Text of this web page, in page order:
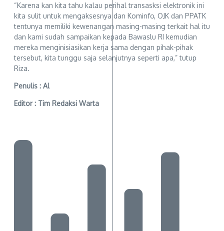
“Karena kan kita tahu kalau perihal transasksi elektronik ini
kita sulit untuk mengaksesnya dan Kominfo, OJK dan PPATK
tentunya memiliki kewenangan masing-masing terkait hal itu
dan kami sudah sampaikan kepada Bawaslu RI kemudian
mereka menginisiasikan kerja sama dengan pihak-pihak
tersebut, kita tunggu saja selanjutnya seperti apa,” tutup
Riza.
Penulis : Al
Editor : Tim Redaksi Warta